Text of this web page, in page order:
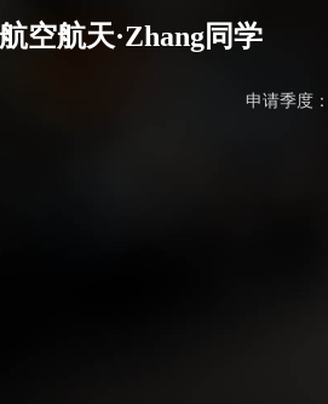
空航天·Zhang同学
申请季度